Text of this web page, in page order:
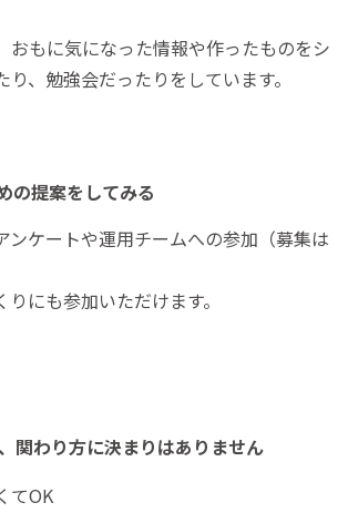
おもに気になった情報や作ったものをシ
り、勉強会だったりをしています。
の提案をしてみる
ンケートや運用チームへの参加（募集は
にも参加いただけます。
関わり方に決まりはありません
てOK